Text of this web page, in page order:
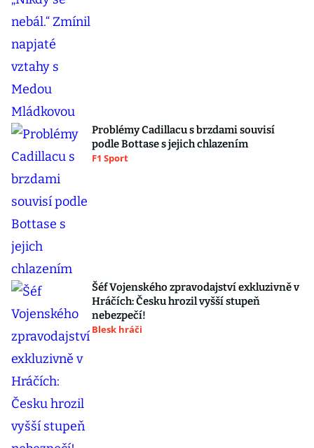
Problémy Cadillacu s brzdami souvisí
podle Bottase s jejich chlazením
F1 Sport
Šéf Vojenského zpravodajství exkluzivně v
Hráčích: Česku hrozil vyšší stupeň
nebezpečí!
Blesk hráči